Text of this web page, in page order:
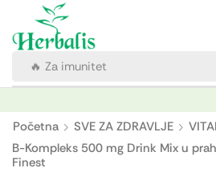
🔥 Za imunitet
Početna SVE ZA ZDRAVLJE
B-Kompleks 500 mg Drink Mix u
Finest